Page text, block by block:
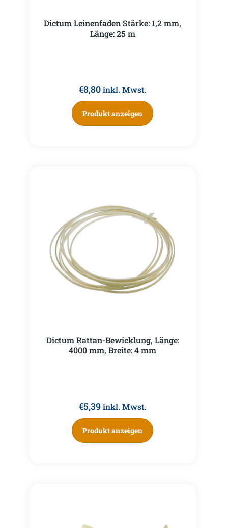
Dictum Leinenfaden Stärke: 1,2 mm,
Länge: 25 m
€8,80 inkl. Mwst.
Produkt anzeigen
Dictum Rattan-Bewicklung, Länge:
4000 mm, Breite: 4 mm
€5,39 inkl. Mwst.
Produkt anzeigen